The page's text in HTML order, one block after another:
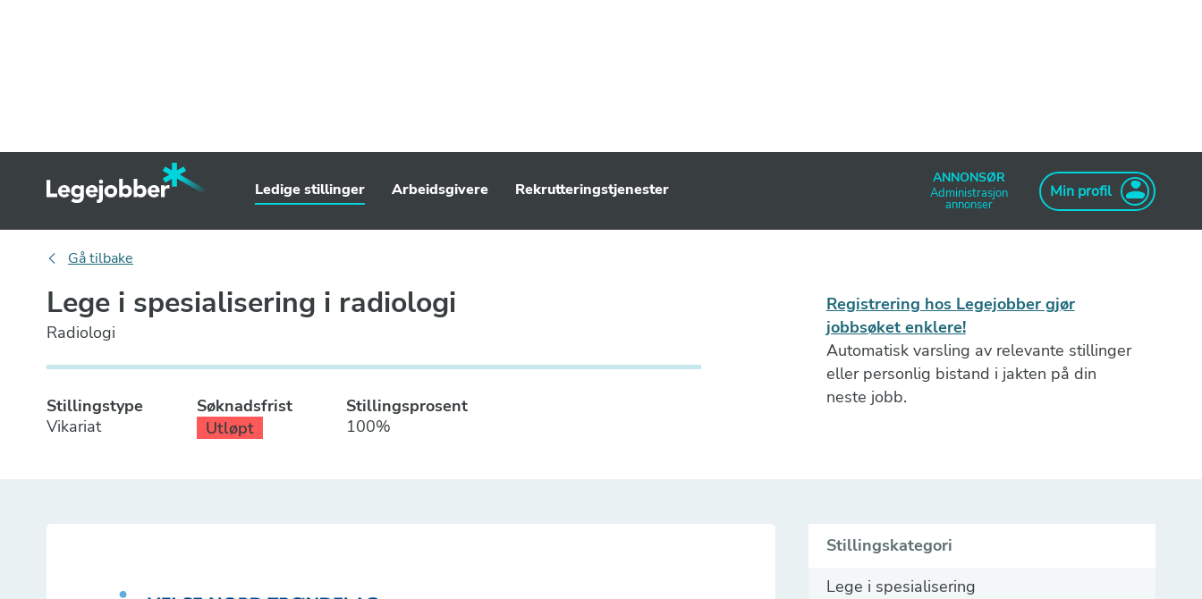
Ledige stillinger Arbeidsgivere Rekrutteringstjenester
ANNONSØR
Administrasjon
annonser
Min profil
Gå tilbake
Lege i spesialisering i radiologi
Radiologi
Stillingstype
Vikariat
Søknadsfrist
Utløpt
Stillingsprosent
100%
Registrering hos Legejobber gjør
jobbsøket enklere!
Automatisk varsling av relevante stillinger
eller personlig bistand i jakten på din
neste jobb.
Stillingskategori
Lege i spesialisering